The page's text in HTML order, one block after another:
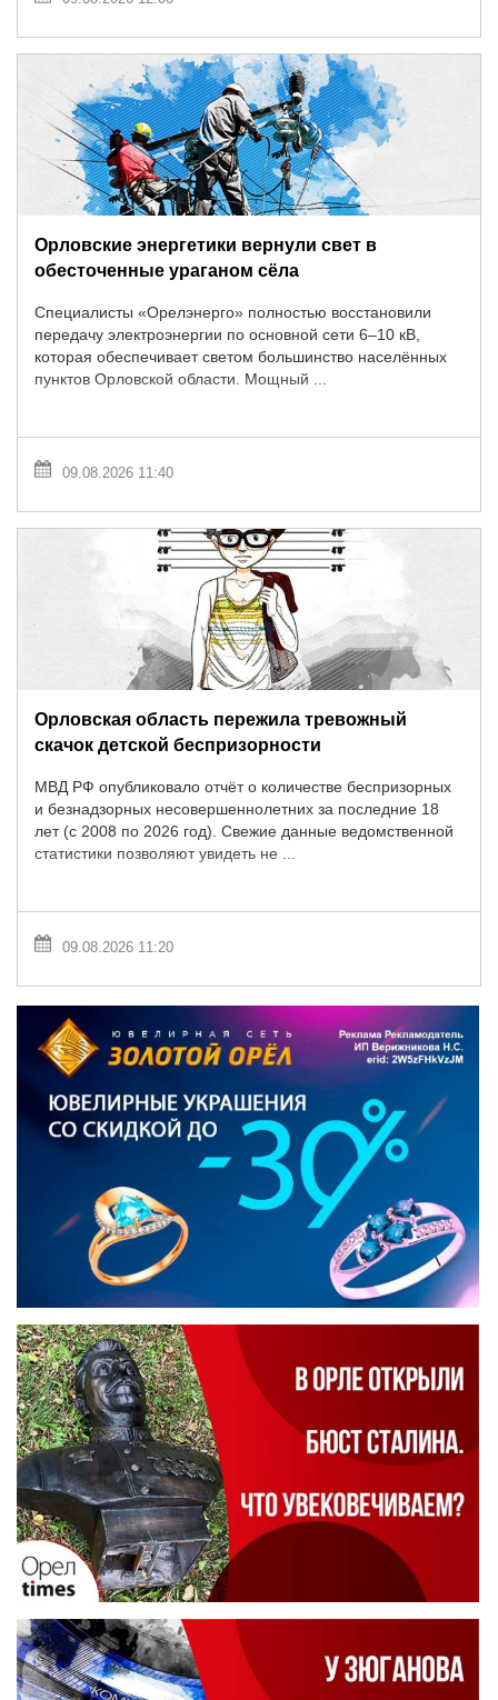
Орловские энергетики вернули свет в
обесточенные ураганом сёла
Специалисты «Орелэнерго» полностью восстановили
передачу электроэнергии по основной сети 6–10 кВ,
которая обеспечивает светом большинство населённых
пунктов Орловской области. Мощный ...
09.08.2026 11:40
Орловская область пережила тревожный
скачок детской беспризорности
МВД РФ опубликовало отчёт о количестве беспризорных
и безнадзорных несовершеннолетних за последние 18
лет (с 2008 по 2026 год). Свежие данные ведомственной
статистики позволяют увидеть не ...
09.08.2026 11:20